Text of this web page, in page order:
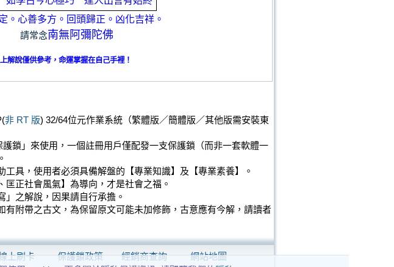
。心善多方。回頭歸正。凶化吉祥。
請常念南無阿彌陀佛
解說僅供參考，命運掌握在自己手裡！
非 RT 版) 32/64位元作業系統（繁體版／簡體版／其他版需安裝東
鎖」來使用，一個註冊用戶僅配發一支保護鎖（而非一套軟體一
工具，使用者必須具備解盤的【專業知識】及【專業素養】。
正社會風氣】為導向，才是社會之福。
」之解說，因果請自行承擔。
有附帶之古文，為保留原文可能未加修飾，古意應有今解，請讀者
上刷卡 保護鎖政策 經銷商查詢
網站地圖